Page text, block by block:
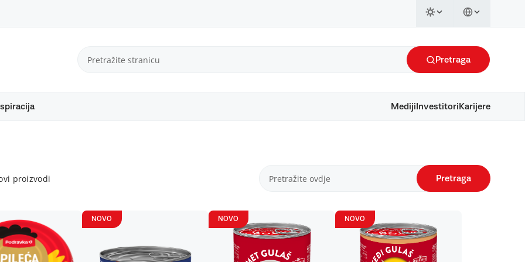
Pretraga
Mediji Investitori Karijere
proizvodi Pretraga
NOVO NOVO NOVO